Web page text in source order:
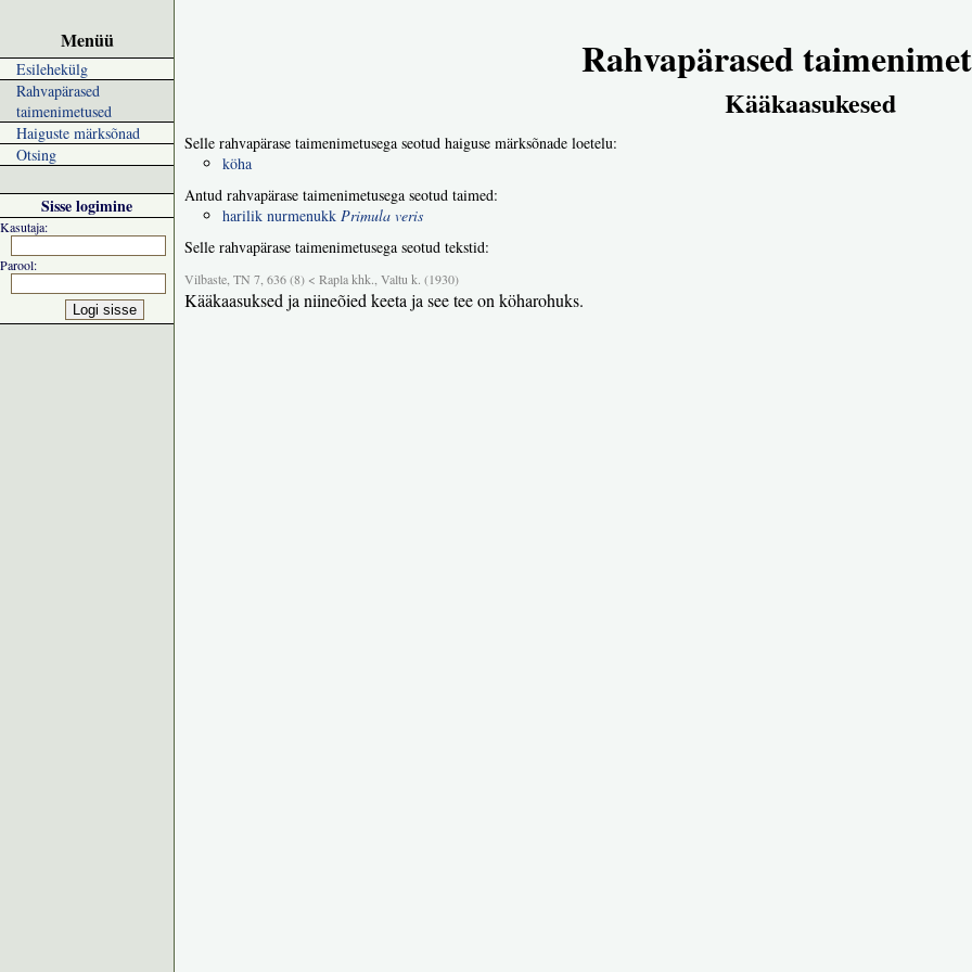
Menüü
Esilehekülg
Rahvapärased
taimenimetused
Haiguste märksõnad
Otsing
Sisse logimine
Kasutaja:
Parool:
Rahvapärased
Kääkaasukesed
Selle rahvapärase taimenimetusega seotud haiguse märksõnade loetelu:
köha
Antud rahvapärase taimenimetusega seotud taimed:
harilik nurmenukk Primula veris
Selle rahvapärase taimenimetusega seotud tekstid:
Vilbaste, TN 7, 636 (8) < Rapla khk., Valtu k. (1930)
Kääkaasuksed ja niineõied keeta ja see tee on köharohuks.